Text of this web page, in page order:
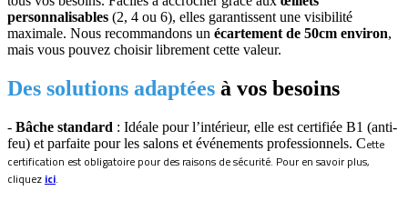
personnalisables (2, 4 ou 6), elles garantissent une visibilité
maximale. Nous recommandons un écartement de 50cm environ,
mais vous pouvez choisir librement cette valeur.
Des solutions adaptées à vos besoins
- Bâche standard : Idéale pour l’intérieur, elle est certifiée B1 (anti-
feu) et parfaite pour les salons et événements professionnels. Cette
certification est obligatoire pour des raisons de sécurité. Pour en savoir plus,
cliquez ici.